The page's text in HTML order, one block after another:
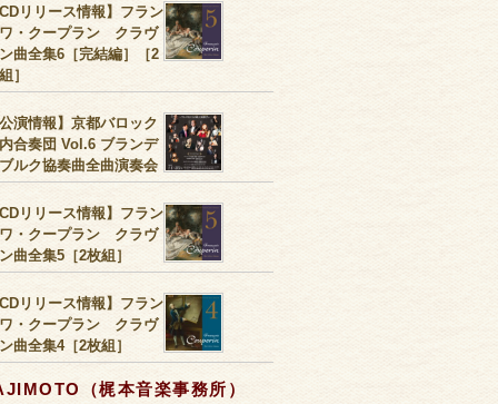
リリース情報】フラン
・クープラン クラヴ
曲全集6［完結編］［2
］
演情報】京都バロック
合奏団 Vol.6 ブランデ
ルク協奏曲全曲演奏会
リリース情報】フラン
・クープラン クラヴ
曲全集5［2枚組］
リリース情報】フラン
・クープラン クラヴ
曲全集4［2枚組］
（梶本音楽事務所）